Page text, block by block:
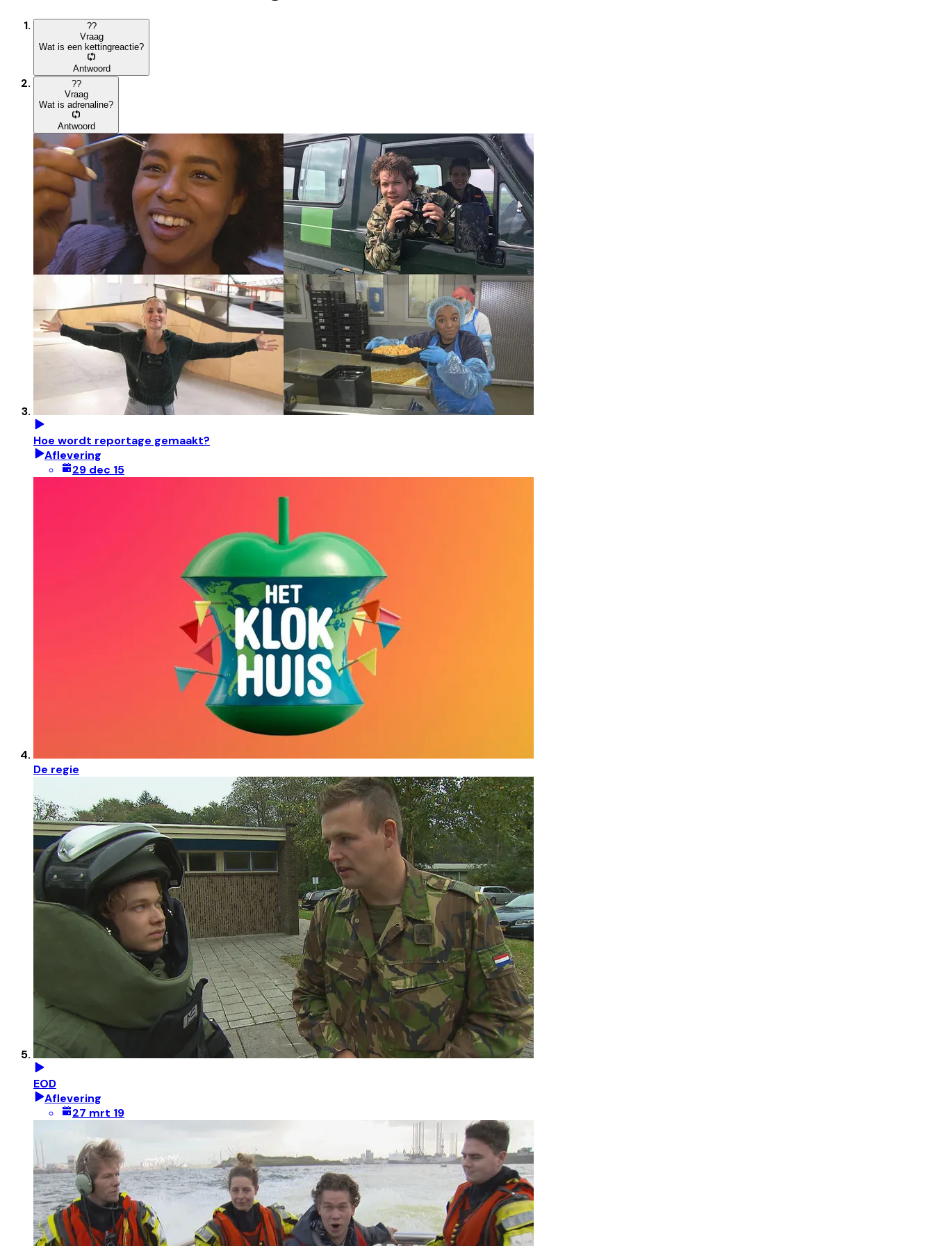
??
Vraag
Wat is een kettingreactie?
Antwoord
??
Vraag
Wat is adrenaline?
Antwoord
Hoe wordt reportage gemaakt?
Aflevering
29 dec 15
De regie
EOD
Aflevering
27 mrt 19